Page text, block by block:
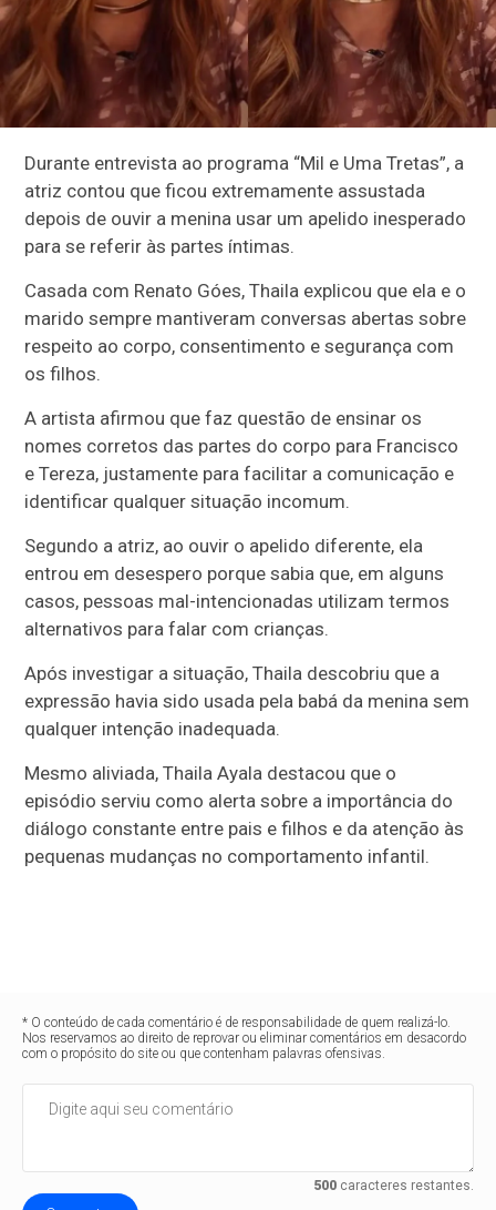
Durante entrevista ao programa “Mil e Uma Tretas”, a
atriz contou que ficou extremamente assustada
depois de ouvir a menina usar um apelido inesperado
para se referir às partes íntimas.
Casada com Renato Góes, Thaila explicou que ela e o
marido sempre mantiveram conversas abertas sobre
respeito ao corpo, consentimento e segurança com
os filhos.
A artista afirmou que faz questão de ensinar os
nomes corretos das partes do corpo para Francisco
e Tereza, justamente para facilitar a comunicação e
identificar qualquer situação incomum.
Segundo a atriz, ao ouvir o apelido diferente, ela
entrou em desespero porque sabia que, em alguns
casos, pessoas mal-intencionadas utilizam termos
alternativos para falar com crianças.
Após investigar a situação, Thaila descobriu que a
expressão havia sido usada pela babá da menina sem
qualquer intenção inadequada.
Mesmo aliviada,Thaila Ayala destacou que o
episódio serviu como alerta sobre a importância do
diálogo constante entre pais e filhos e da atenção às
pequenas mudanças no comportamento infantil.
* O conteúdo de cada comentário é de responsabilidade de quem realizá-lo.
Nos reservamos ao direito de reprovar ou eliminar comentários em desacordo
com o propósito do site ou que contenham palavras ofensivas.
500caracteres restantes.